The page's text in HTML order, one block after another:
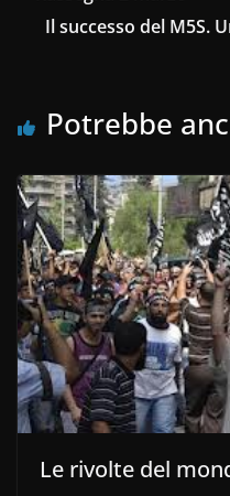
Il successo del M5S.
Potrebbe
Le rivolte del